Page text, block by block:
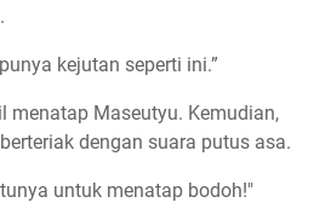
kejutan seperti ini.”
menatap Maseutyu. Kemudian,
dengan suara putus asa.
untuk menatap bodoh!"